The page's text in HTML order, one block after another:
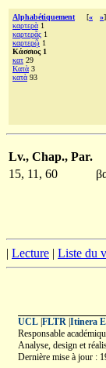
Alphabétiquement [« »]
καρτερὰ 1
καρτερᾶς 1
καρτερῷ 1
Κάσσιος 1
κατ 29
Κατὰ 3
κατὰ 93
Lv., Chap., Par.
15, 11, 60
| Lecture | Liste du
UCL| FLTR| Itinera
Responsable
Analyse, design et
Dernière mise à jour :